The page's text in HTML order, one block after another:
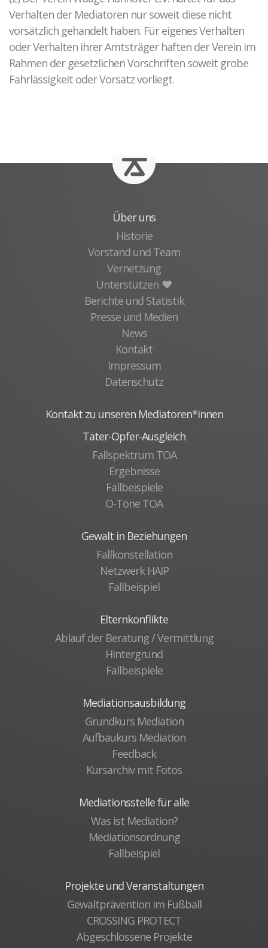
Verhalten der Mediatoren nur soweit diese nicht
vorsätzlich gehandelt haben. Für eigenes Verhalten
oder Verhalten ihrer Amtsträger haften der Verein im
Rahmen der gesetzlichen Vorschriften soweit grobe
Fahrlässigkeit oder Vorsatz vorliegt.
Über uns
Historie
Vorstand und Team
Vernetzung
Unterstützen
Berichte und Statistik
Presse und Medien
News
Kontakt
Impressum
Datenschutz
Kontakt zu unseren Mediatoren*innen
Täter-Opfer-Ausgleich
Fallspektrum TOA
Ergebnisse
Fallbeispiele
O-Töne TOA
Gewalt in Beziehungen
Fallkonstellation
Netzwerk HAIP
Fallbeispiel
Elternkonflikte
Ablauf der Beratung / Vermittlung
Hintergrund
Fallbeispiele
Mediationsausbildung
Grundkurs Mediation
Aufbaukurs Mediation
Feedback
Kursarchiv mit Fotos
Mediationsstelle für alle
Was ist Mediation?
Mediationsordnung
Fallbeispiel
Projekte und Veranstaltungen
Gewaltprävention im Fußball
CROSSING PROTECT
Abgeschlossene Projekte